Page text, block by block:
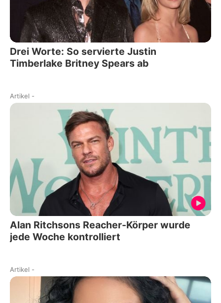
Drei Worte: So servierte Justin
Timberlake Britney Spears ab
Artikel -
Alan Ritchsons Reacher-Körper wurde
jede Woche kontrolliert
Artikel -